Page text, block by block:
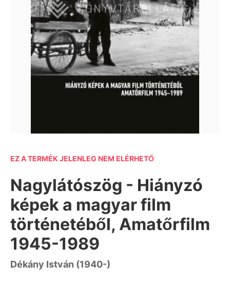
EZ A TERMÉK JELENLEG NEM ELÉRHETŐ
Nagylátószög - Hiányzó
képek a magyar film
történetéből, Amatőrfilm
1945-1989
Dékány István (1940-)